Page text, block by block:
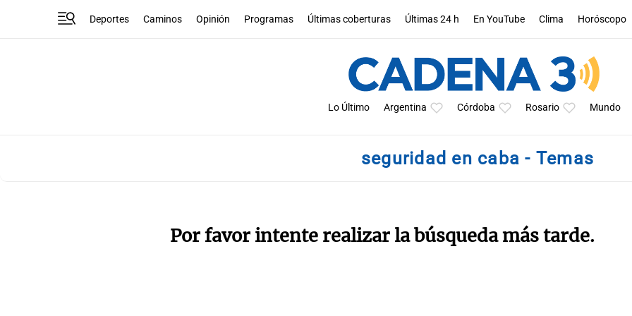
Deportes Caminos Opinión Programas Últimas coberturas Últimas 24 h En YouTube Clima Horóscopo
Lo Último Argentina Córdoba Rosario Mundo
seguridad en caba - Temas
Por favor intente realizar la búsqueda más tarde.